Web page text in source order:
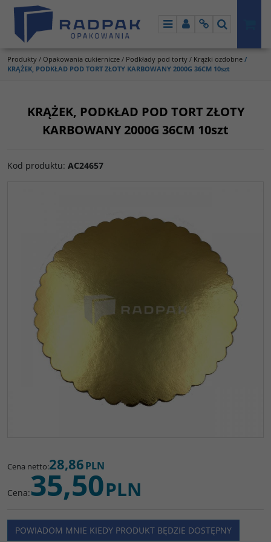
MenuPanelInfoSzukaj
Produkty / Opakowania cukiernicze / Podkłady pod torty / Krążki ozdobne /
KRĄŻEK, PODKŁAD POD TORT ZŁOTY KARBOWANY 2000G 36CM 10szt
KRĄŻEK, PODKŁAD POD TORT ZŁOTY
KARBOWANY 2000G 36CM 10szt
Kod produktu: AC24657
Cena netto:28,86PLN
Cena:35,50PLN
POWIADOM MNIE KIEDY PRODUKT BĘDZIE DOSTĘPNY